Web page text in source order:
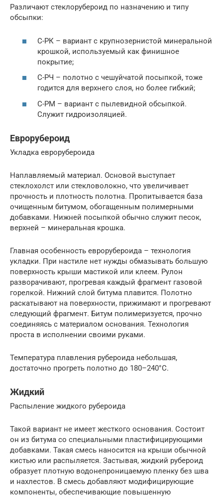
Различают стеклорубероид по назначению и типу
обсыпки:
С-РК – вариант с крупнозернистой минеральной
крошкой, используемый как финишное
покрытие;
С-РЧ – полотно с чешуйчатой посыпкой, тоже
годится для верхнего слоя, но более гибкий;
С-РМ – вариант с пылевидной обсыпкой.
Служит гидроизоляцией.
Еврорубероид
Укладка еврорубероида
Наплавляемый материал. Основой выступает
стеклохолст или стекловолокно, что увеличивает
прочность и плотность полотна. Пропитывается база
очищенным битумом, обогащенным полимерными
добавками. Нижней посыпкой обычно служит песок,
верхней – минеральная крошка.
Главная особенность еврорубероида – технология
укладки. При настиле нет нужды обмазывать большую
поверхность крыши мастикой или клеем. Рулон
разворачивают, прогревая каждый фрагмент газовой
горелкой. Нижний слой битума плавится. Полотно
раскатывают на поверхности, прижимают и прогревают
следующий фрагмент. Битум полимеризуется, прочно
соединяясь с материалом основания. Технология
проста в исполнении своими руками.
Температура плавления рубероида небольшая,
достаточно прогреть полотно до 180–240°С.
Жидкий
Распыление жидкого рубероида
Такой вариант не имеет жесткого основания. Состоит
он из битума со специальными пластифицирующими
добавками. Такая смесь наносится на крыши обычной
кистью или распыляется. Застывая, жидкий рубероид
образует плотную водонепроницаемую пленку без шва
и нахлестов. В смесь добавляют модифицирующие
компоненты, обеспечивающие повышенную